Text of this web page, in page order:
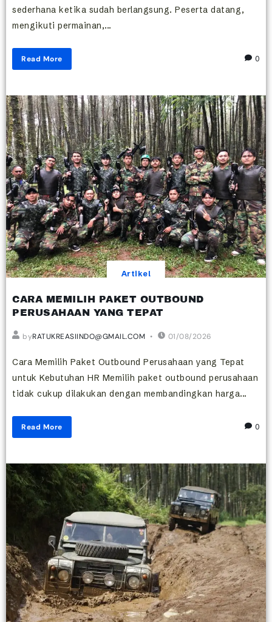
sederhana ketika sudah berlangsung. Peserta datang,
mengikuti permainan,...
Read More 0
Artikel
CARA MEMILIH PAKET OUTBOUND
PERUSAHAAN YANG TEPAT
byRATUKREASIINDO@GMAIL.COM 01/08/2026
Cara Memilih Paket Outbound Perusahaan yang Tepat
untuk Kebutuhan HR Memilih paket outbound perusahaan
tidak cukup dilakukan dengan membandingkan harga...
Read More 0